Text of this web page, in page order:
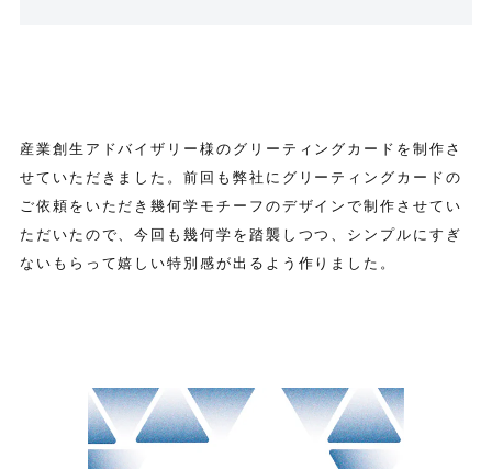
産業創生アドバイザリー様のグリーティングカードを制作さ
せていただきました。前回も弊社にグリーティングカードの
ご依頼をいただき幾何学モチーフのデザインで制作させてい
ただいたので、今回も幾何学を踏襲しつつ、シンプルにすぎ
ないもらって嬉しい特別感が出るよう作りました。